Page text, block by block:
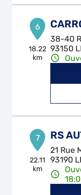
6
18.22
km
38-40
93150
7
22.11
km
RS
21 Rue
93190